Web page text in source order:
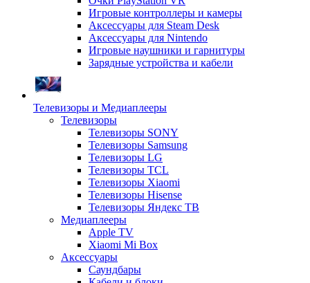
Игровые контроллеры и камеры
Аксессуары для Steam Desk
Аксессуары для Nintendo
Игровые наушники и гарнитуры
Зарядные устройства и кабели
Телевизоры и Медиаплееры
Телевизоры
Телевизоры SONY
Телевизоры Samsung
Телевизоры LG
Телевизоры TCL
Телевизоры Xiaomi
Телевизоры Hisense
Телевизоры Яндекс ТВ
Медиаплееры
Apple TV
Xiaomi Mi Box
Аксессуары
Саундбары